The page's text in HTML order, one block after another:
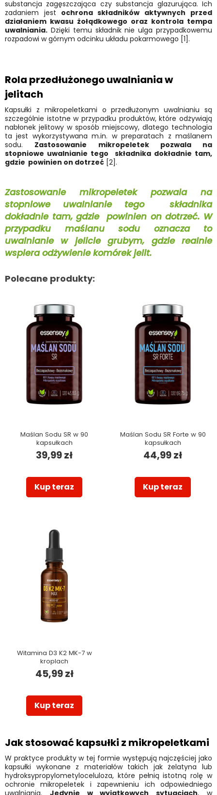
substancja zagęszczająca czy substancja glazurująca. Ich
zadaniem jest ochrona składników aktywnych przed
działaniem kwasu żołądkowego oraz kontrola tempa
uwalniania. Dzięki temu składnik nie ulga przypadkowemu
rozpadowi w górnym odcinku układu pokarmowego [1].
Rola przedłużonego uwalniania w
jelitach
Kapsułki z mikropeletkami o przedłużonym uwalnianiu są
szczególnie istotne w przypadku produktów, które odżywiają
nabłonek jelitowy w sposób miejscowy, dlatego technologia
ta jest wykorzystywana m.in. w preparatach z maślanem
sodu. Zastosowanie mikropeletek pozwala na
stopniowe uwalnianie tego składnika dokładnie tam,
gdzie powinien on dotrzeć [2].
Zastosowanie mikropeletek pozwala na
stopniowe uwalnianie tego składnika
dokładnie tam, gdzie powinien on dotrzeć. W
przypadku maślanu sodu oznacza to
uwalnianie w jelicie grubym, gdzie realnie
wspiera odżywienie komórek jelit.
Polecane produkty:
Maślan Sodu SR w 90
kapsułkach
39,99 zł
Kup teraz
Maślan Sodu SR Forte w 90
kapsułkach
44,99 zł
Kup teraz
Witamina D3 K2 MK-7 w
kroplach
45,99 zł
Kup teraz
Jak stosować kapsułki z mikropeletkami
W praktyce produkty w tej formie występują najczęściej jako
kapsułki wykonane z materiałów takich jak żelatyna lub
hydroksypropylometyloceluloza, które pełnią istotną rolę w
ochronie mikropeletek i zapewnieniu ich odpowiedniego